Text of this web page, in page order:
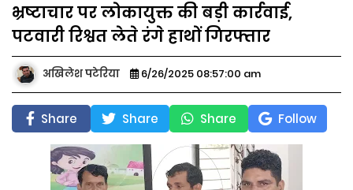
भ्रष्टाचार पर लोकायुक्त की बड़ी कार्रवाई,
पटवारी रिश्वत लेते रंगे हाथों गिरफ्तार
अखिलेश पटेरिया 6/26/2025 08:57:00 am
Share Share Share Follow